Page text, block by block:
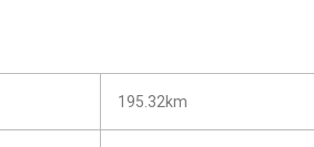
195.32km